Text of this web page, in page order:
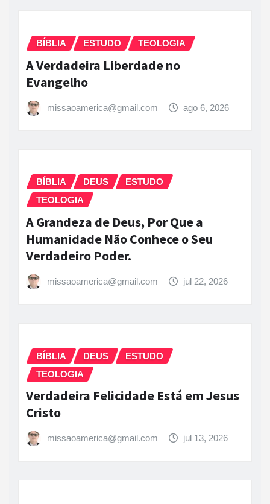
BÍBLIA ESTUDO TEOLOGIA
A Verdadeira Liberdade no
Evangelho
missaoamerica@gmail.com ago 6, 2026
BÍBLIA DEUS
ESTUDO
TEOLOGIA
A Grandeza de Deus, Por Que a
Humanidade Não Conhece o Seu
Verdadeiro Poder.
missaoamerica@gmail.com jul 22, 2026
BÍBLIA DEUS
ESTUDO
TEOLOGIA
Verdadeira Felicidade Está em Jesus
Cristo
missaoamerica@gmail.com jul 13, 2026